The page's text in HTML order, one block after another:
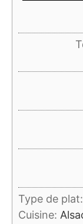
Type de plat:
Cuisine: